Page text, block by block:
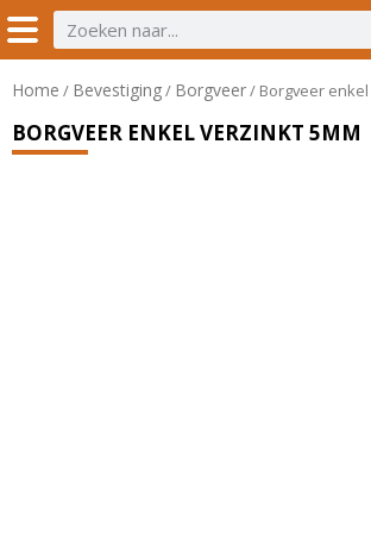
Home / Bevestiging/ Borgveer/ Borgveer
BORGVEER ENKEL VERZINKT 5MM